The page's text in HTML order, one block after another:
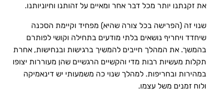
את זקנתנו יותר מכל דבר אחר ומאיים על זהותנו וחיוניותנו.
שנוי זה (הפרישה בכל צורה שהיא) מפחיד וקיימת הסכנה
שיחדד ויחריף נושאים בלתי מודעים בתחילה וקושי לפותרם
בהמשך. את המהלך חייבים להמשיך ברגישות ובנחישות, אחרת
תקלות מעשיות רבות מדי והקשיים הרגשיים שהן מעוררות יצופו
במהירות ובחריפות. למהלך שנוי כה משמעותי יש דינאמיקה
ולוח זמנים משל עצמו.